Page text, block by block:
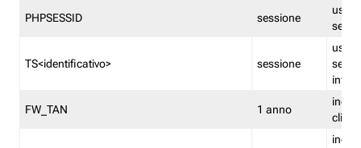
PHPSESSID sessione
TS<identificativo> sessione
FW_TAN 1 anno